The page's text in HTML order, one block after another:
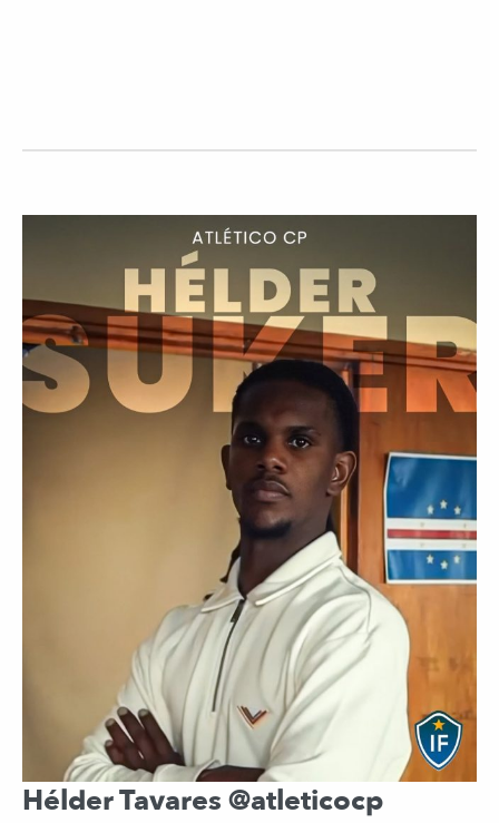
Hélder Tavares @atleticocp